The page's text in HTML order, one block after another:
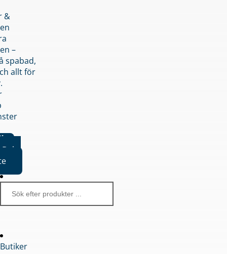
&
–
spabad,
allt för
Boka
Butiker